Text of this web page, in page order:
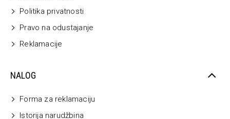
Politika privatnosti
Pravo na odustajanje
Reklamacije
NALOG
Forma za reklamaciju
Istorija narudžbina